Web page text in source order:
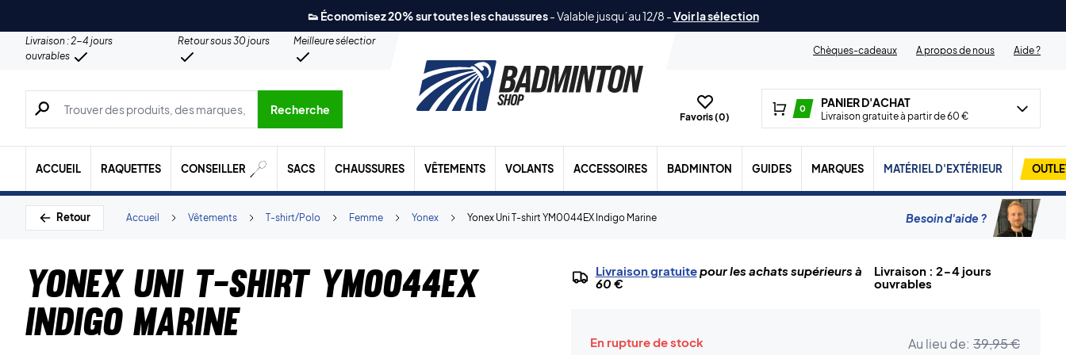
👟 Économisez 20% sur toutes les chaussures-Valable jusqu´au 12/8 -Voir la sélection
Livraison : 2-4 jours
ouvrables
Retour sous 30 jours
Meilleure sélection
Chèques-cadeaux
A propos de nous Aide ?
Recherche de produits, de marques, etc.
Recherche
Favoris (0)
0 PANIER D'ACHAT
Livraison gratuite à partir de 60 €
ACCUEIL RAQUETTES CONSEILLER SACS CHAUSSURES VÊTEMENTS VOLANTS ACCESSOIRES BADMINTON GUIDES MARQUES MATÉRIEL D'EXTÉRIEUR
Retour Yonex Uni T-shirt YM0044EX Indigo Marine
Yonex
Femme
T-shirt/Polo
Vêtements
Accueil Besoin d'aide ?
Yonex Uni T-shirt YM0044EX
Indigo Marine
Livraison gratuitepour les achats supérieurs à
60 €
Livraison : 2-4 jours
ouvrables
En rupture de stock Au lieu de: 39,95 €